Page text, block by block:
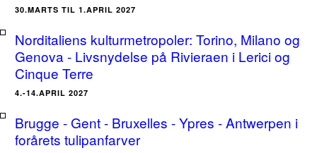
30.MARTS TIL 1.APRIL 2027
Norditaliens kulturmetropoler: Torino, Milano og
Genova - Livsnydelse på Rivieraen i Lerici og
Cinque Terre
4.-14.APRIL 2027
Brugge - Gent - Bruxelles - Ypres - Antwerpen i
forårets tulipanfarver